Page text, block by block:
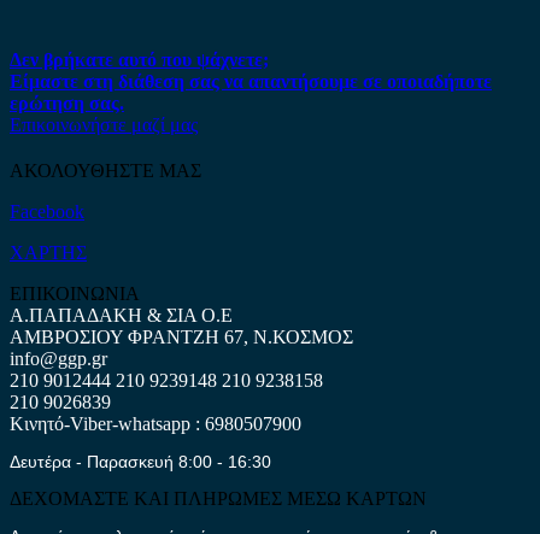
Δεν βρήκατε αυτό που ψάχνετε;
Είμαστε στη διάθεση σας να απαντήσουμε σε οποιαδήποτε
ερώτηση σας.
Επικοινωνήστε μαζί μας
ΑΚΟΛΟΥΘΗΣΤΕ ΜΑΣ
Facebook
ΧΑΡΤΗΣ
ΕΠΙΚΟΙΝΩΝΙΑ
Α.ΠΑΠΑΔΑΚΗ & ΣΙΑ Ο.Ε
ΑΜΒΡΟΣΙΟΥ ΦΡΑΝΤΖΗ 67, Ν.ΚΟΣΜΟΣ
info@ggp.gr
210 9012444 210 9239148 210 9238158
210 9026839
Κινητό-Viber-whatsapp : 6980507900
Δευτέρα - Παρασκευή 8:00 - 16:30
ΔΕΧΟΜΑΣΤΕ ΚΑΙ ΠΛΗΡΩΜΕΣ ΜΕΣΩ ΚΑΡΤΩΝ